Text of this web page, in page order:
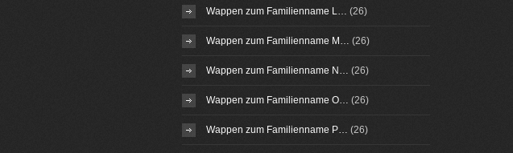
Wappen zum Familienname L… (26)
Wappen zum Familienname M… (26)
Wappen zum Familienname N… (26)
Wappen zum Familienname O… (26)
Wappen zum Familienname P… (26)